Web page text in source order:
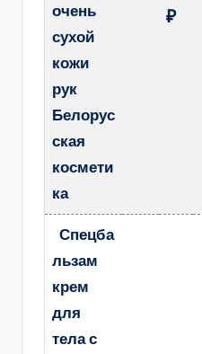
очень
сухой
кожи
рук
Белорус
ская
космети
ка
₽
Спецба
льзам
крем
для
тела с